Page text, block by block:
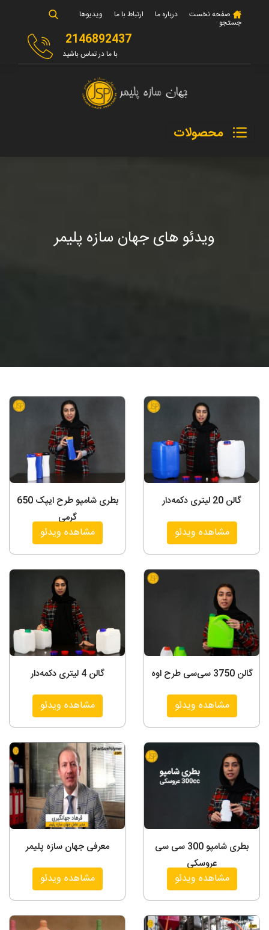
صفحه نخست درباره ما ارتباط با ما ویدیوها
جستجو
2146892437
با ما در تماس باشید
محصولات
ویدئو های جهان سازه پلیمر
گالن 20 لیتری دکمه‌دار
مشاهده ویدئو
بطری شامپو طرح ایپک 650
گرمی
مشاهده ویدئو
گالن 3750 سی‌سی طرح اوه
مشاهده ویدئو
گالن 4 لیتری دکمه‌دار
مشاهده ویدئو
بطری شامپو 300 سی سی
عروسکی
مشاهده ویدئو
معرفی جهان سازه پلیمر
مشاهده ویدئو